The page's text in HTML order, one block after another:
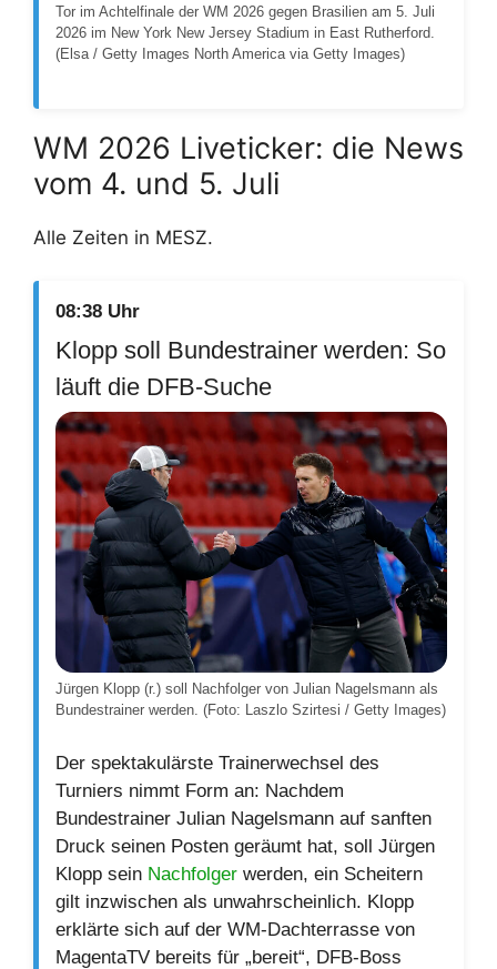
Tor im Achtelfinale der WM 2026 gegen Brasilien am 5. Juli
2026 im New York New Jersey Stadium in East Rutherford.
(Elsa / Getty Images North America via Getty Images)
WM 2026 Liveticker: die News
vom 4. und 5. Juli
Alle Zeiten in MESZ.
08:38 Uhr
Klopp soll Bundestrainer werden: So
läuft die DFB-Suche
Jürgen Klopp (r.) soll Nachfolger von Julian Nagelsmann als
Bundestrainer werden. (Foto: Laszlo Szirtesi / Getty Images)
Der spektakulärste Trainerwechsel des
Turniers nimmt Form an: Nachdem
Bundestrainer Julian Nagelsmann auf sanften
Druck seinen Posten geräumt hat, soll Jürgen
Klopp sein Nachfolger werden, ein Scheitern
gilt inzwischen als unwahrscheinlich. Klopp
erklärte sich auf der WM-Dachterrasse von
MagentaTV bereits für „bereit“, DFB-Boss